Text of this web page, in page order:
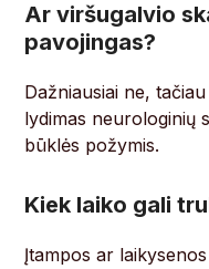
Ar viršugalvio
pavojingas?
Dažniausiai ne,
lydimas neurologinių
būklės požymis.
Kiek laiko gali
Įtampos ar